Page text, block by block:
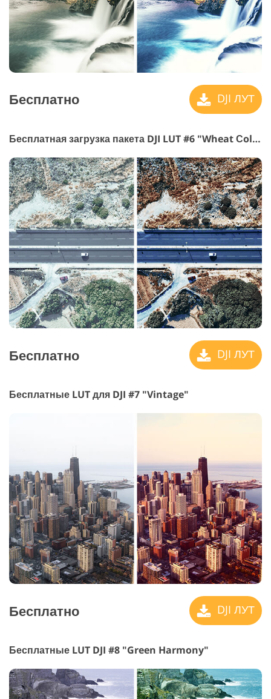
Бесплатно DJI ЛУТ
Бесплатная загрузка пакета DJI LUT #6 "Wheat Сolor"
Бесплатно DJI ЛУТ
Бесплатные LUT для DJI #7 "Vintage"
Бесплатно DJI ЛУТ
Бесплатные LUT DJI #8 "Green Harmony"